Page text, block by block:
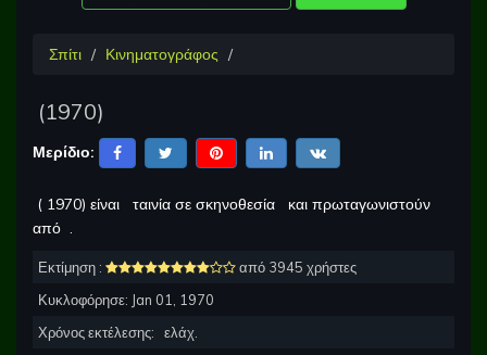
Σπίτι Κινηματογράφος
(1970)
Μερίδιο:
( 1970) είναι ταινία σε σκηνοθεσία
και πρωταγωνιστούν
από .
Εκτίμηση :
από 3945 χρήστες
Κυκλοφόρησε: Jan 01, 1970
Χρόνος εκτέλεσης:
ελάχ.